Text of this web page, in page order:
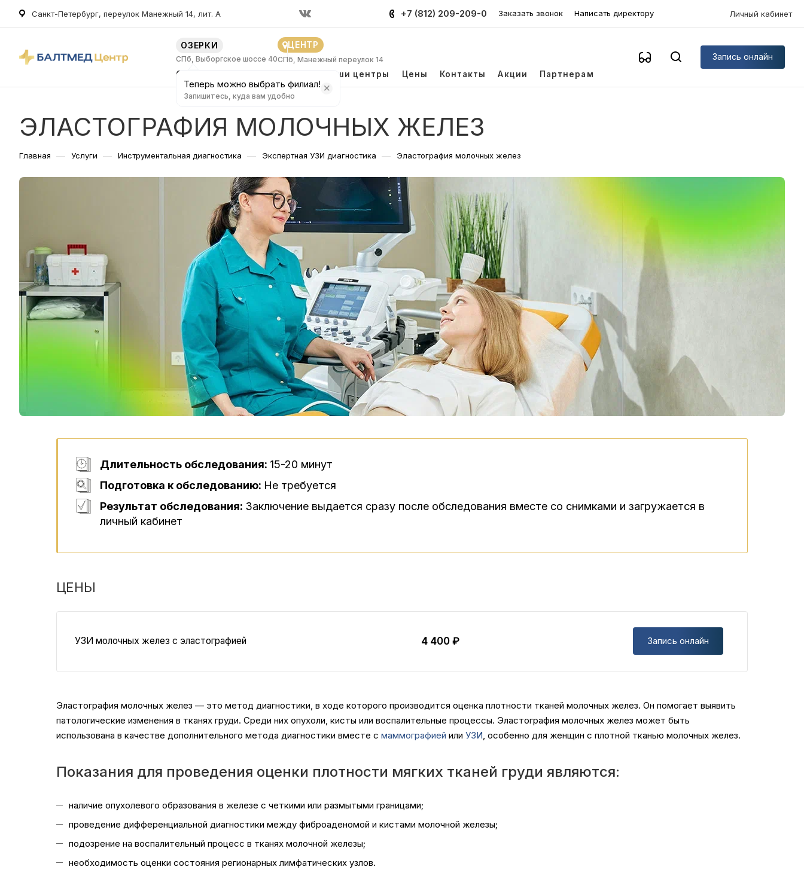
Санкт-Петербург, переулок Манежный 14, лит. А +7 (812) 209-209-0 Заказать звонок Написать директору Личный кабинет
ОЗЕРКИ
СПб, Выборгское шоссе 40
ЦЕНТР
СПб, Манежный переулок 14
Теперь можно выбрать филиал!
Запишитесь, куда вам удобно
О клинике Наши центры Цены Контакты Акции Партнерам
Запись онлайн
ЭЛАСТОГРАФИЯ МОЛОЧНЫХ ЖЕЛЕЗ
Главная — Услуги — Инструментальная диагностика — Экспертная УЗИ диагностика — Эластография молочных желез
Длительность обследования: 15-20 минут
Подготовка к обследованию: Не требуется
Результат обследования: Заключение выдается сразу после обследования вместе со снимками и загружается в
личный кабинет
ЦЕНЫ
УЗИ молочных желез с эластографией 4 400 ₽ Запись онлайн
Эластография молочных желез — это метод диагностики, в ходе которого производится оценка плотности тканей молочных желез. Он помогает выявить
патологические изменения в тканях груди. Среди них опухоли, кисты или воспалительные процессы. Эластография молочных желез может быть
использована в качестве дополнительного метода диагностики вместе с маммографией или УЗИ , особенно для женщин с плотной тканью молочных желез.
Показания для проведения оценки плотности мягких тканей груди являются:
наличие опухолевого образования в железе с четкими или размытыми границами;
проведение дифференциальной диагностики между фиброаденомой и кистами молочной железы;
подозрение на воспалительный процесс в тканях молочной железы;
необходимость оценки состояния регионарных лимфатических узлов.